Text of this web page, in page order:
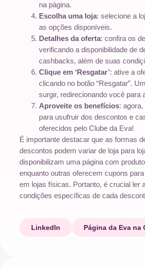
na página.
Escolha uma loja: selecione a
as opções disponíveis.
Detalhes da oferta: confira os
verificando a disponibilidade de
cashbacks, além de suas
Clique em ‘Resgatar’: ative a
clicando no botão “Resgatar”.
surgir, redirecionando você para
Aproveite os benefícios:
para usufruir dos descontos e
oferecidos pelo Clube da Eva!
É importante destacar que as formas
descontos podem variar de loja para
disponibilizam uma página com
enquanto outras oferecem cupons
em lojas físicas. Portanto, é crucial ler
condições específicas de cada
LinkedIn Página da Eva na